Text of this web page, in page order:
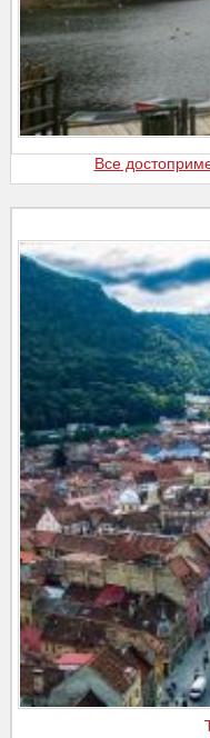
Все